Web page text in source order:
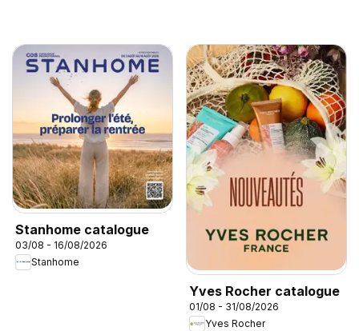
Stanhome catalogue
03/08 - 16/08/2026
Stanhome
Yves Rocher catalogue
01/08 - 31/08/2026
Yves Rocher